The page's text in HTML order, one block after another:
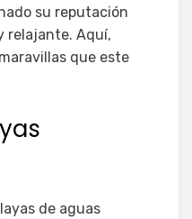
su reputación
relajante. Aquí,
que este
de aguas